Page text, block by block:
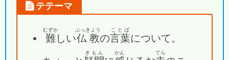
テテーマ
難
むずか
しい仏教
ぶっきょう
の言葉
ことば
について。
ぎもん かん てら